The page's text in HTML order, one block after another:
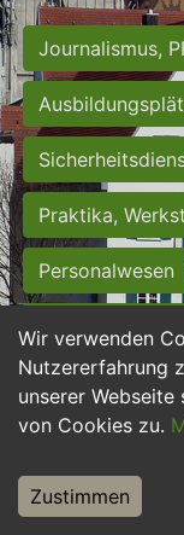
Wir verwenden
Nutzererfahrung
unserer Webseite
von Cookies zu.
Zustimmen
Journalismus,
Praktika,
Personalwesen
Hilfskräfte,
Einkauf,
Weiterbildung,
Tourismus